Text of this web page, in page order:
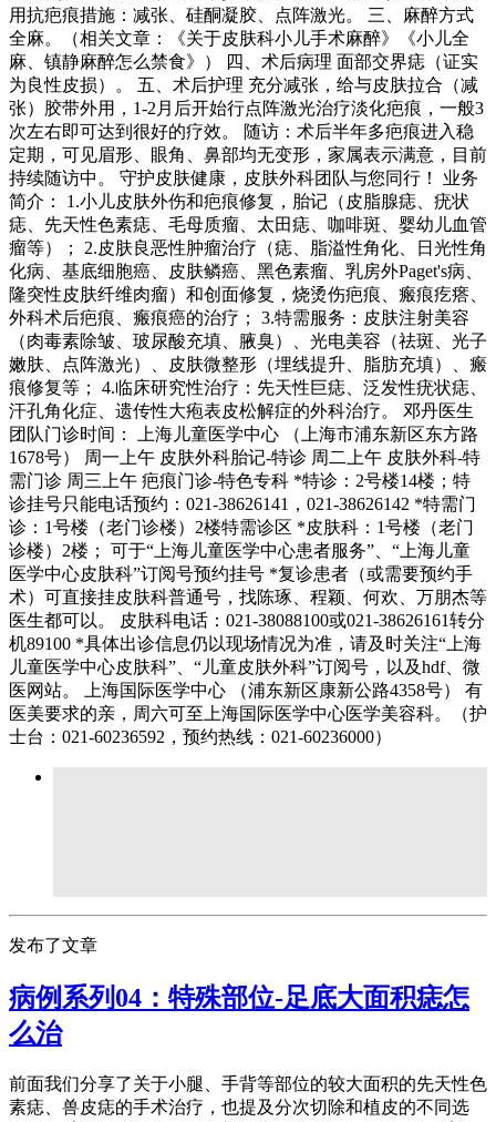
用抗疤痕措施：减张、硅酮凝胶、点阵激光。 三、麻醉方式
全麻。（相关文章：《关于皮肤科小儿手术麻醉》《小儿全
麻、镇静麻醉怎么禁食》） 四、术后病理 面部交界痣（证实
为良性皮损）。 五、术后护理 充分减张，给与皮肤拉合（减
张）胶带外用，1-2月后开始行点阵激光治疗淡化疤痕，一般3
次左右即可达到很好的疗效。 随访：术后半年多疤痕进入稳
定期，可见眉形、眼角、鼻部均无变形，家属表示满意，目前
持续随访中。 守护皮肤健康，皮肤外科团队与您同行！ 业务
简介： 1.小儿皮肤外伤和疤痕修复，胎记（皮脂腺痣、疣状
痣、先天性色素痣、毛母质瘤、太田痣、咖啡斑、婴幼儿血管
瘤等）； 2.皮肤良恶性肿瘤治疗（痣、脂溢性角化、日光性角
化病、基底细胞癌、皮肤鳞癌、黑色素瘤、乳房外Paget's病、
隆突性皮肤纤维肉瘤）和创面修复，烧烫伤疤痕、瘢痕疙瘩、
外科术后疤痕、瘢痕癌的治疗； 3.特需服务：皮肤注射美容
（肉毒素除皱、玻尿酸充填、腋臭）、光电美容（祛斑、光子
嫩肤、点阵激光）、皮肤微整形（埋线提升、脂肪充填）、瘢
痕修复等； 4.临床研究性治疗：先天性巨痣、泛发性疣状痣、
汗孔角化症、遗传性大疱表皮松解症的外科治疗。 邓丹医生
团队门诊时间： 上海儿童医学中心 （上海市浦东新区东方路
1678号） 周一上午 皮肤外科胎记-特诊 周二上午 皮肤外科-特
需门诊 周三上午 疤痕门诊-特色专科 *特诊：2号楼14楼；特
诊挂号只能电话预约：021-38626141，021-38626142 *特需门
诊：1号楼（老门诊楼）2楼特需诊区 *皮肤科：1号楼（老门
诊楼）2楼； 可于“上海儿童医学中心患者服务”、“上海儿童
医学中心皮肤科”订阅号预约挂号 *复诊患者（或需要预约手
术）可直接挂皮肤科普通号，找陈琢、程颖、何欢、万朋杰等
医生都可以。 皮肤科电话：021-38088100或021-38626161转分
机89100 *具体出诊信息仍以现场情况为准，请及时关注“上海
儿童医学中心皮肤科”、“儿童皮肤外科”订阅号，以及hdf、微
医网站。 上海国际医学中心 （浦东新区康新公路4358号） 有
医美要求的亲，周六可至上海国际医学中心医学美容科。（护
士台：021-60236592，预约热线：021-60236000）
发布了文章
病例系列04：特殊部位-足底大面积痣怎
么治
前面我们分享了关于小腿、手背等部位的较大面积的先天性色
素痣、兽皮痣的手术治疗，也提及分次切除和植皮的不同选